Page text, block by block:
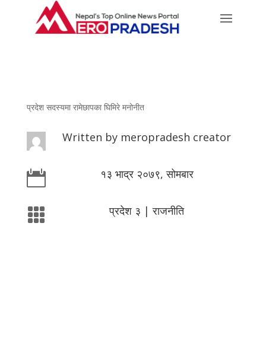
प्रदेश सदस्यमा रामेछापका घिमिरे मनोनीत
Written by meropradesh creator
 १३ भाद्र २०७९, सोमबार
 प्रदेश ३ |राजनीति